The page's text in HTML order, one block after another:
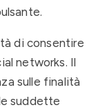
di consentire
networks. Il
sulle finalità
suddette